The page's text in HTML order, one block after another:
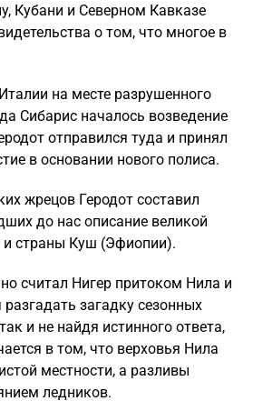
Кубани и Северном Кавказе
о том, что многое в
на месте разрушенного
Сибарис началось возведение
отправился туда и принял
в основании нового полиса.
жрецов Геродот составил
до нас описание великой
и страны Куш (Эфиопии).
считал Нигер притоком Нила и
загадку сезонных
и не найдя истинного ответа,
в том, что верховья Нила
местности, а разливы
ледников.